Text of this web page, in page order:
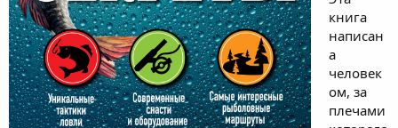
книга
написан
а
человек
ом, за
плечами